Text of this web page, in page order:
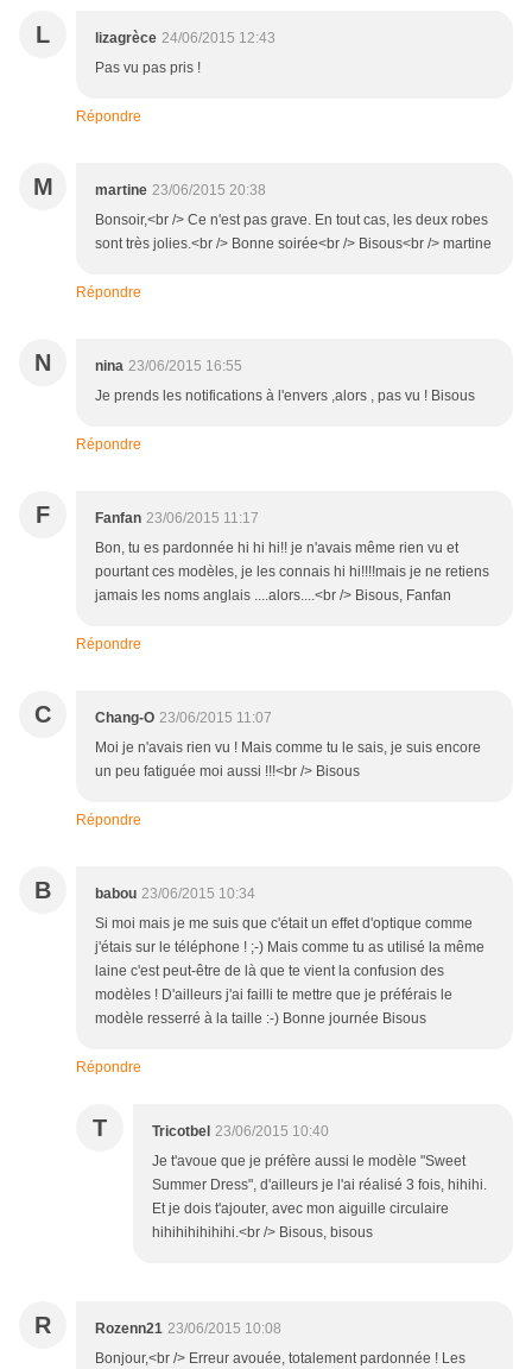
L lizagrèce 24/06/2015 12:43
Pas vu pas pris !
Répondre
M martine 23/06/2015 20:38
Bonsoir,<br /> Ce n'est pas grave. En tout cas, les deux robes
sont très jolies.<br /> Bonne soirée<br /> Bisous<br /> martine
Répondre
N nina 23/06/2015 16:55
Je prends les notifications à l'envers ,alors , pas vu ! Bisous
Répondre
F Fanfan 23/06/2015 11:17
Bon, tu es pardonnée hi hi hi!! je n'avais même rien vu et
pourtant ces modèles, je les connais hi hi!!!!mais je ne retiens
jamais les noms anglais ....alors....<br /> Bisous, Fanfan
Répondre
C Chang-O 23/06/2015 11:07
Moi je n'avais rien vu ! Mais comme tu le sais, je suis encore
un peu fatiguée moi aussi !!!<br /> Bisous
Répondre
B babou 23/06/2015 10:34
Si moi mais je me suis que c'était un effet d'optique comme
j'étais sur le téléphone ! ;-) Mais comme tu as utilisé la même
laine c'est peut-être de là que te vient la confusion des
modèles ! D'ailleurs j'ai failli te mettre que je préférais le
modèle resserré à la taille :-) Bonne journée Bisous
Répondre
T Tricotbel 23/06/2015 10:40
Je t'avoue que je préfère aussi le modèle "Sweet
Summer Dress", d'ailleurs je l'ai réalisé 3 fois, hihihi.
Et je dois t'ajouter, avec mon aiguille circulaire
hihihihihihihi.<br /> Bisous, bisous
R Rozenn21 23/06/2015 10:08
Bonjour,<br /> Erreur avouée, totalement pardonnée ! Les